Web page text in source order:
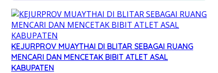
KEJURPROV MUAYTHAI DI BLITAR SEBAGAI RUANG
MENCARI DAN MENCETAK BIBIT ATLET ASAL
KABUPATEN